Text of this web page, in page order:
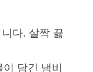
다. 살짝 끓
담긴 냄비